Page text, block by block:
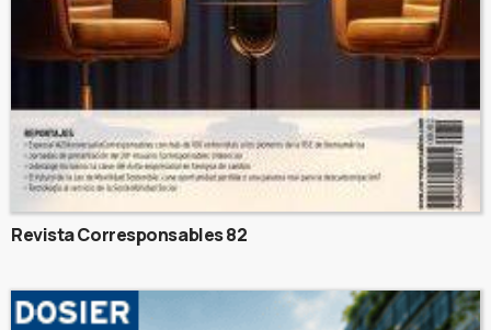
Revista Corresponsables 82